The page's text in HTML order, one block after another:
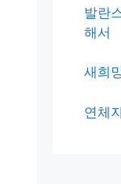
발란
해서
새희
연체